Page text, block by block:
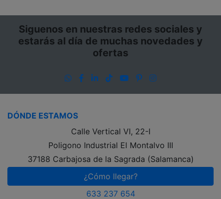
Siguenos en nuestras redes sociales y
estarás al día de muchas novedades y
ofertas
WhatsApp
Facebook
LinkedIn
TikTokYouTube
PinterestInstagram
DÓNDE ESTAMOS
Calle Vertical VI, 22-I
Poligono Industrial El Montalvo III
37188 Carbajosa de la Sagrada (Salamanca)
¿Cómo llegar?
633 237 654